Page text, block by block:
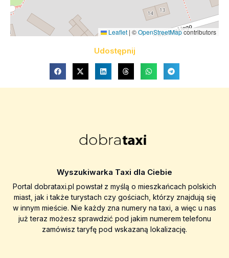
Leaflet | ©OpenStreetMapcontributors
Udostępnij
Wyszukiwarka Taxi dla Ciebie
Portal dobrataxi.pl powstał z myślą o mieszkańcach polskich
miast, jak i także turystach czy gościach, którzy znajdują się
w innym mieście. Nie każdy zna numery na taxi, a więc u nas
już teraz możesz sprawdzić pod jakim numerem telefonu
zamówisz taryfę pod wskazaną lokalizację.